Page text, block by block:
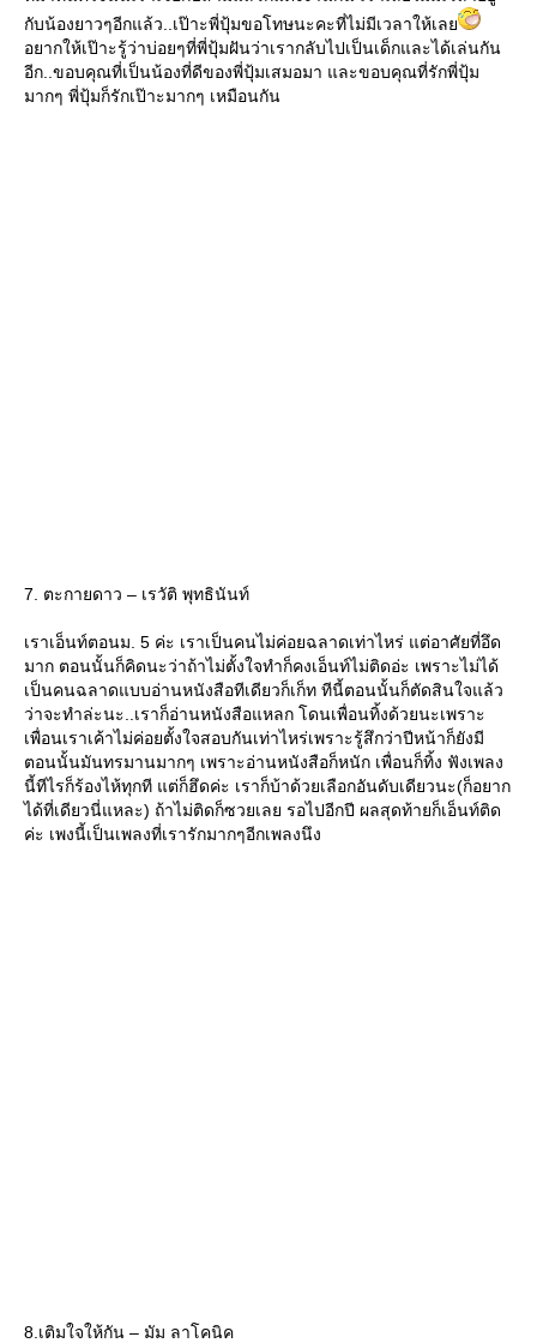
กับน้องยาวๆอีกแล้ว..เป๊าะพี่ปุ้มขอโทษนะคะที่ไม่มีเวลาให้เล
อยากให้เป๊าะรู้ว่าบ่อยๆที่พี่ปุ้มฝันว่าเรากลับไปเป็นเด็กและได้เล่นกัน
อีก..ขอบคุณที่เป็นน้องที่ดีของพี่ปุ้มเสมอมา และขอบคุณที่รักพี่ปุ้ม
มากๆ พี่ปุ้มก็รักเป๊าะมากๆ เหมือนกัน
7. ตะกายดาว – เรวัติ พุทธินันท์
เราเอ็นท์ตอนม. 5 ค่ะ เราเป็นคนไม่ค่อยฉลาดเท่าไหร่ แต่อาศัยที่อึด
มาก ตอนนั้นก็คิดนะว่าถ้าไม่ตั้งใจทำก็คงเอ็นท์ไม่ติดอ่ะ เพราะไม่ได้
เป็นคนฉลาดแบบอ่านหนังสือทีเดียวก็เก็ท ทีนี้ตอนนั้นก็ตัดสินใจแล้ว
ว่าจะทำล่ะนะ..เราก็อ่านหนังสือแหลก โดนเพื่อนทิ้งด้วยนะเพราะ
เพื่อนเราเค้าไม่ค่อยตั้งใจสอบกันเท่าไหร่เพราะรู้สึกว่าปีหน้าก็ยังมี
ตอนนั้นมันทรมานมากๆ เพราะอ่านหนังสือก็หนัก เพื่อนก็ทิ้ง ฟังเพลง
นี้ทีไรก็ร้องไห้ทุกที แต่ก็ฮึดค่ะ เราก็บ้าด้วยเลือกอันดับเดียวนะ(ก็อยาก
ได้ที่เดียวนี่แหละ) ถ้าไม่ติดก็ซวยเลย รอไปอีกปี ผลสุดท้ายก็เอ็นท์ติด
ค่ะ เพงนี้เป็นเพลงที่เรารักมากๆอีกเพลงนึง
8.เติมใจให้กัน – มัม ลาโคนิค